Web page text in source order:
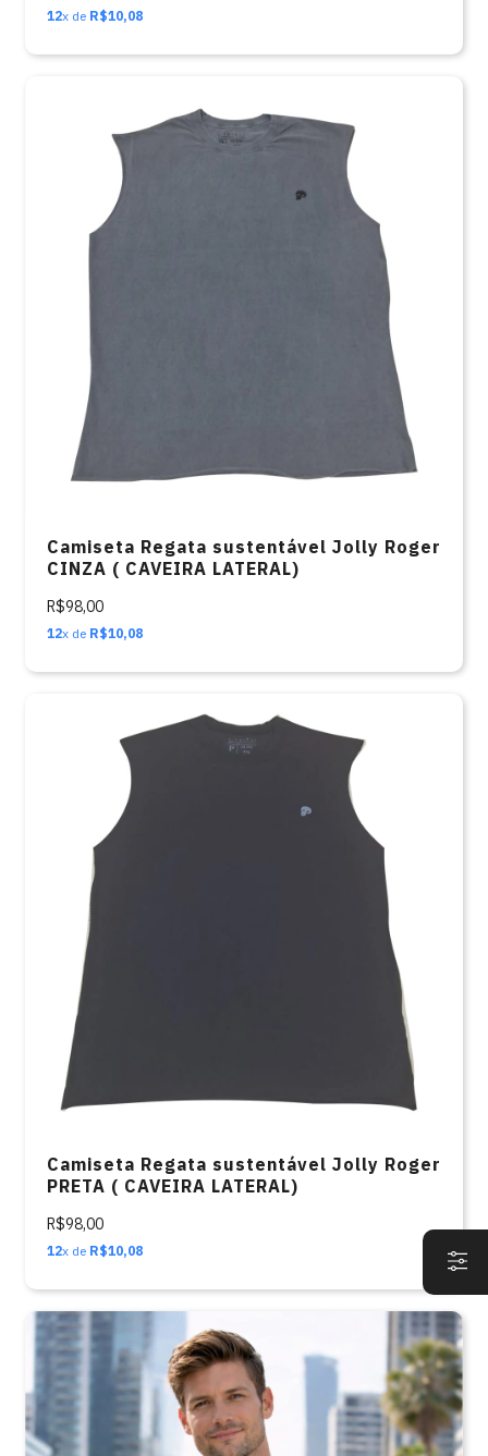
12x de R$10,08
Camiseta Regata sustentável Jolly Roger
CINZA ( CAVEIRA LATERAL)
R$98,00
12x de R$10,08
Camiseta Regata sustentável Jolly Roger
PRETA ( CAVEIRA LATERAL)
R$98,00
12x de R$10,08